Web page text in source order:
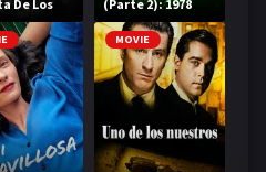
De Los
(Parte 2): 1978
MOVIE